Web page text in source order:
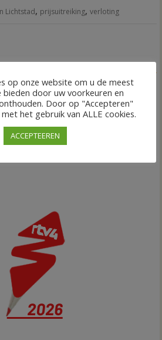
Lichtstad, prijsuitreiking,verloting
op onze website om u de meest
door uw voorkeuren en
Door op "Accepteren"
het gebruik van ALLE cookies.
ACCEPTEEREN